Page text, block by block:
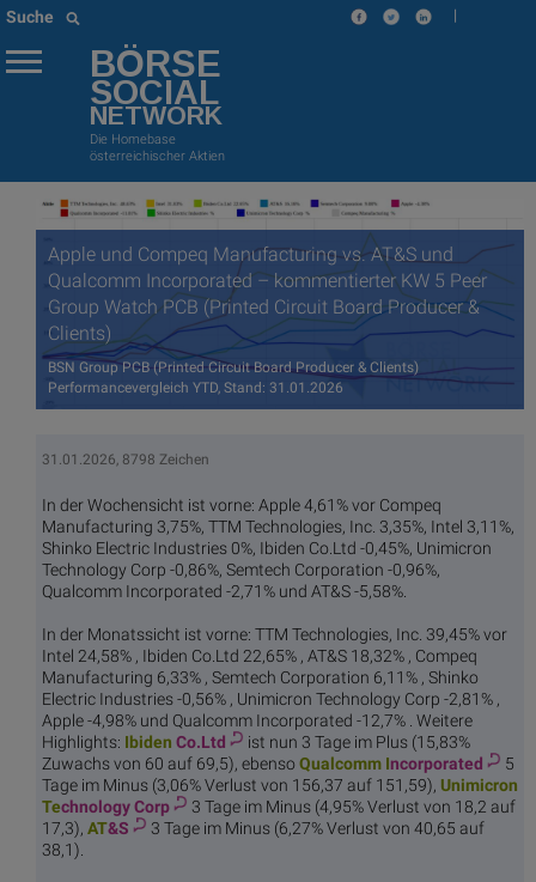
Suche |
BÖRSE
SOCIAL
NETWORK
Die Homebase
österreichischer Aktien
Apple und Compeq Manufacturing vs. AT&S und
Qualcomm Incorporated – kommentierter KW 5 Peer
Group Watch PCB (Printed Circuit Board Producer &
Clients)
BSN Group PCB (Printed Circuit Board Producer & Clients)
Performancevergleich YTD, Stand: 31.01.2026
31.01.2026, 8798 Zeichen
In der Wochensicht ist vorne: Apple 4,61% vor Compeq
Manufacturing 3,75%, TTM Technologies, Inc. 3,35%, Intel 3,11%,
Shinko Electric Industries 0%, Ibiden Co.Ltd -0,45%, Unimicron
Technology Corp -0,86%, Semtech Corporation -0,96%,
Qualcomm Incorporated -2,71% und AT&S -5,58%.
In der Monatssicht ist vorne: TTM Technologies, Inc. 39,45% vor
Intel 24,58% , Ibiden Co.Ltd 22,65% , AT&S 18,32% , Compeq
Manufacturing 6,33% , Semtech Corporation 6,11% , Shinko
Electric Industries -0,56% , Unimicron Technology Corp -2,81% ,
Apple -4,98% und Qualcomm Incorporated -12,7% . Weitere
Highlights: Ibiden Co.Ltd
ist nun 3 Tage im Plus (15,83%
Zuwachs von 60 auf 69,5), ebensoQualcomm Incorporated
5
Tage im Minus (3,06% Verlust von 156,37 auf 151,59), Unimicron
Technology Corp
3 Tage im Minus (4,95% Verlust von 18,2 auf
17,3), AT&S
3 Tage im Minus (6,27% Verlust von 40,65 auf
38,1).